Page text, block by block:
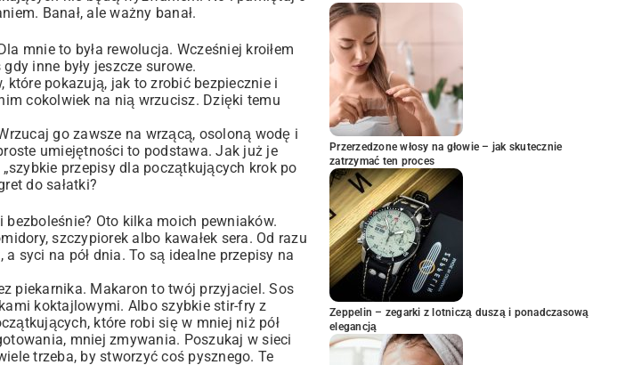
Banał, ale ważny banał.
mnie to była rewolucja. Wcześniej kroiłem
inne były jeszcze surowe.
pokazują, jak to zrobić bezpiecznie i
cokolwiek na nią wrzucisz. Dzięki temu
go zawsze na wrzącą, osoloną wodę i
umiejętności to podstawa. Jak już je
przepisy dla początkujących krok po
do sałatki?
bezboleśnie? Oto kilka moich pewniaków.
szczypiorek albo kawałek sera. Od razu
syci na pół dnia. To są idealne przepisy na
piekarnika. Makaron to twój przyjaciel. Sos
koktajlowymi. Albo szybkie stir-fry z
które robi się w mniej niż pół
mniej zmywania. Poszukaj w sieci
trzeba, by stworzyć coś pysznego. Te
Przerzedzone włosy na głowie – jak skutecznie
zatrzymać ten proces
Zeppelin – zegarki z lotniczą duszą i ponadczasową
elegancją